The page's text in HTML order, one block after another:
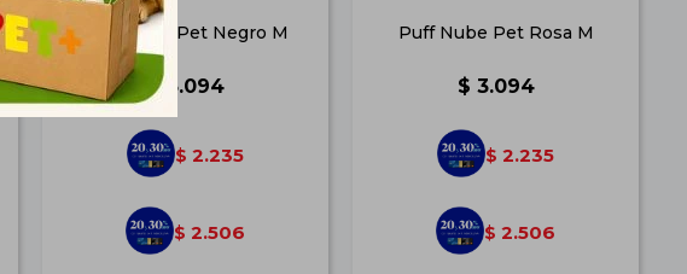
Puff Nube Pet Negro M
$ 3.094
$ 2.235
$ 2.506
Puff Nube Pet Rosa M
$ 3.094
$ 2.235
$ 2.506